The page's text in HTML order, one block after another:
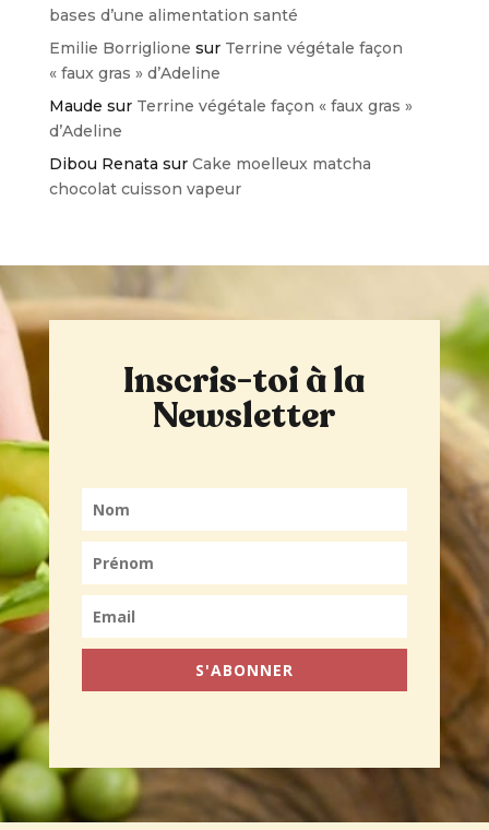
bases d’une alimentation santé
Emilie Borriglione sur Terrine végétale façon
« faux gras » d’Adeline
Maude sur Terrine végétale façon « faux gras »
d’Adeline
Dibou Renata sur Cake moelleux matcha
chocolat cuisson vapeur
Inscris-toi à la
Newsletter
S'ABONNER